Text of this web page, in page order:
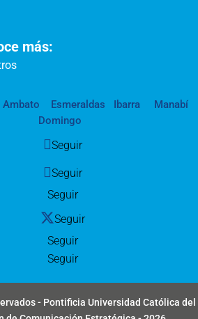
más:
Ambato Esmeraldas Ibarra
Manabí
Domingo
Seguir
Seguir
Seguir
Seguir
Seguir
Seguir
- Pontificia Universidad Católica del